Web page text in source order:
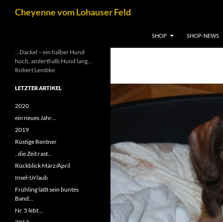
InhaltCheyenne vom Lohauser Feld
SHOP SHOP-NEWS
…Dackel – ein halber Hund
hoch, anderthalb Hund lang…
Robert Lembke
LETZTER ARTIKEL
2020
ein neues Jahr…
2019
Rüstige Rentner
..die Zeit rast…
Rückblick März/April
Insel-Urlaub
Frühling läßt sein buntes
Band…
Nr. 5 lebt…